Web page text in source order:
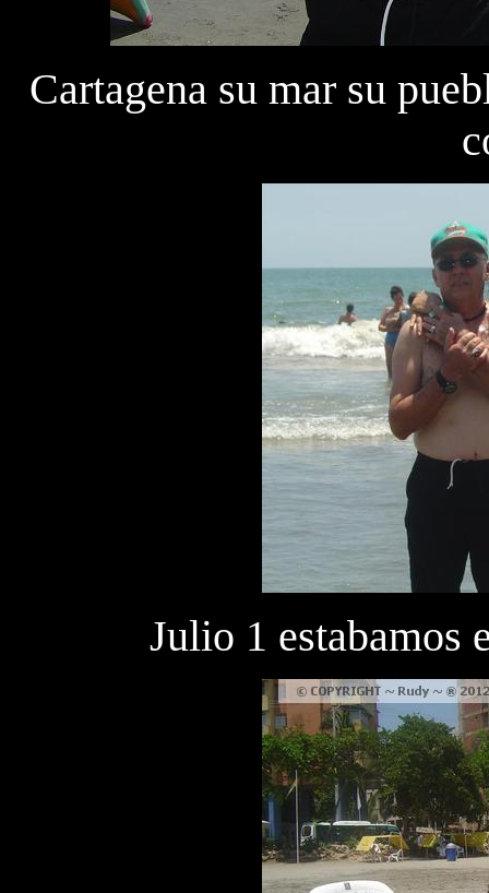
Cartagena su mar su
Julio 1 estabamos